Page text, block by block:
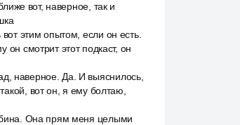
вот, наверное, так и
этим опытом, если он есть.
смотрит этот подкаст, он
наверное. Да. И выяснилось,
вот он, я ему болтаю,
Она прям меня целыми